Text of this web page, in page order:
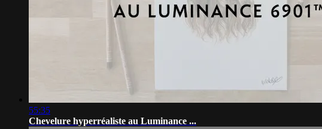
55:35
Chevelure hyperréaliste au Luminance ...